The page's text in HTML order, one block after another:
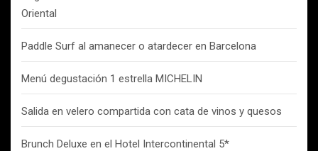
Oriental
Paddle Surf al amanecer o atardecer en Barcelona
Menú degustación 1 estrella MICHELIN
Salida en velero compartida con cata de vinos y quesos
Brunch Deluxe en el Hotel Intercontinental 5*